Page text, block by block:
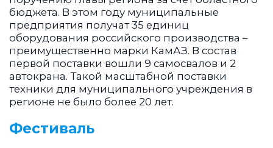
бюджета. В этом году муниципальные
предприятия получат 35 единиц
оборудования российского производства –
преимущественно марки КамАЗ. В состав
первой поставки вошли 9 самосвалов и 2
автокрана. Такой масштабной поставки
техники для муниципального учреждения в
регионе не было более 20 лет.
Фестиваль